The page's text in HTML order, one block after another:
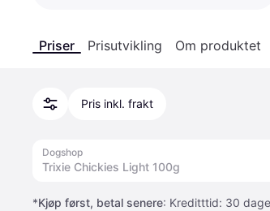
Priser Prisutvikling Om produktet
Pris inkl. frakt
Dogshop
Trixie Chickies Light 100g
*Kjøp først, betal senere: Kreditttid: 30